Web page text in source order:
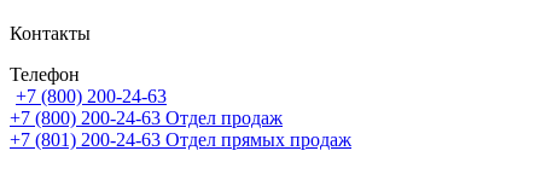
Контакты
Телефон
+7 (800) 200-24-63
+7 (800) 200-24-63 Отдел продаж
+7 (801) 200-24-63 Отдел прямых продаж